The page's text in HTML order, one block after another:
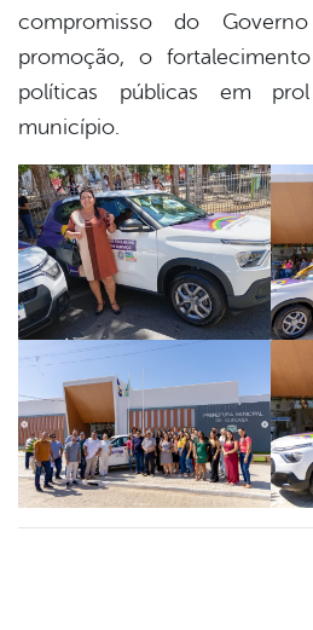
compromisso do
promoção, o
políticas públicas em
município.